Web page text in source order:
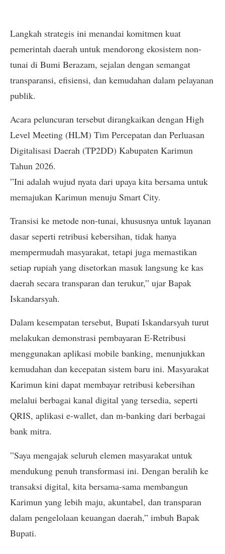
​Langkah strategis ini menandai komitmen kuat
pemerintah daerah untuk mendorong ekosistem non-
tunai di Bumi Berazam, sejalan dengan semangat
transparansi, efisiensi, dan kemudahan dalam pelayanan
publik.
Acara peluncuran tersebut dirangkaikan dengan High
Level Meeting (HLM) Tim Percepatan dan Perluasan
Digitalisasi Daerah (TP2DD) Kabupaten Karimun
Tahun 2026.
​”Ini adalah wujud nyata dari upaya kita bersama untuk
memajukan Karimun menuju Smart City.
Transisi ke metode non-tunai, khususnya untuk layanan
dasar seperti retribusi kebersihan, tidak hanya
mempermudah masyarakat, tetapi juga memastikan
setiap rupiah yang disetorkan masuk langsung ke kas
daerah secara transparan dan terukur,” ujar Bapak
Iskandarsyah.
​Dalam kesempatan tersebut, Bupati Iskandarsyah turut
melakukan demonstrasi pembayaran E-Retribusi
menggunakan aplikasi mobile banking, menunjukkan
kemudahan dan kecepatan sistem baru ini. Masyarakat
Karimun kini dapat membayar retribusi kebersihan
melalui berbagai kanal digital yang tersedia, seperti
QRIS, aplikasi e-wallet, dan m-banking dari berbagai
bank mitra.
​”Saya mengajak seluruh elemen masyarakat untuk
mendukung penuh transformasi ini. Dengan beralih ke
transaksi digital, kita bersama-sama membangun
Karimun yang lebih maju, akuntabel, dan transparan
dalam pengelolaan keuangan daerah,” imbuh Bapak
Bupati.